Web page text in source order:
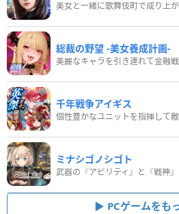
美女と一緒に歌舞伎町で成り上が
総裁の野望 -美女養成計画-
美麗なキャラを引き連れて金融
千年戦争アイギス
個性豊かなユニットを指揮して
ミナシゴノシゴト
PCゲームをも